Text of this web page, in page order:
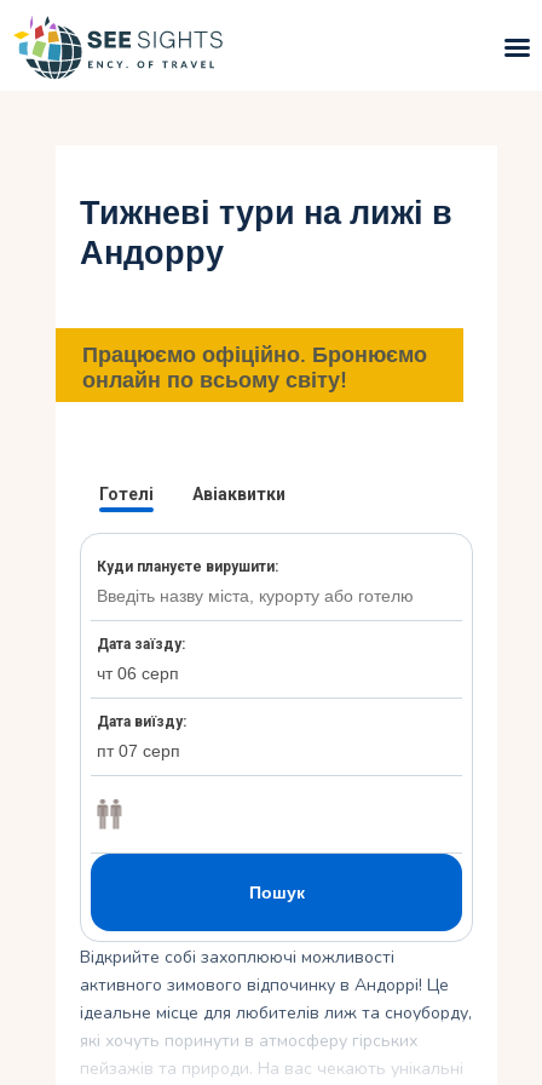
Гарячі тури
Типи Турів
Інфо
Контакти
Тижневі тури на лижі в
Андорру
Працюємо офіційно. Бронюємо
онлайн по всьому світу!
Відкрийте собі захоплюючі можливості
активного зимового відпочинку в Андоррі! Це
ідеальне місце для любителів лиж та сноуборду,
які хочуть поринути в атмосферу гірських
пейзажів та природи. На вас чекають унікальні